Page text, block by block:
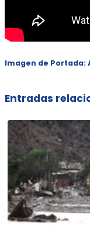
Imagen de Portada:
Entradas